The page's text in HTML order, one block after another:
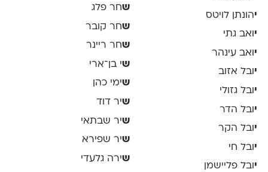
יהונתן לויטס
יואב גתי
י ואב עינהר
יובל אזוב
י ובל גזולי
יובל הדר
י ובל הקר
י ובל חי
יובל פליישמן
שחר פלג
שחר קובר
שחר ריינר
שי בן־ארי
שימי כהן
שיר דוד
שיר שבתאי
שיר שפירא
שירה גלעדי